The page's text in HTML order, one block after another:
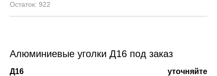
922
Алюминиевые уголки Д16 под заказ
Д16
уточняйте